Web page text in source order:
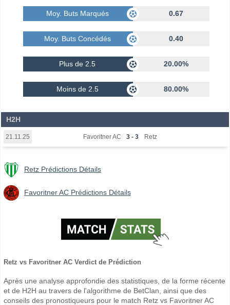
Moy. Buts Marqués 0.67
Moy. Buts Concédés 0.40
Plus de 2.5 20.00%
Moins de 2.5 80.00%
H2H
21.11.25 Favoritner AC 3 - 3 Retz
Retz Prédictions Détails
Favoritner AC Prédictions Détails
Retz vs Favoritner AC Verdict de Prédiction
Après une analyse approfondie des statistiques, de la forme récente
et de H2H au travers de l'algorithme de BetClan, ainsi que des
conseils des pronostiqueurs pour le match Retz vs Favoritner AC